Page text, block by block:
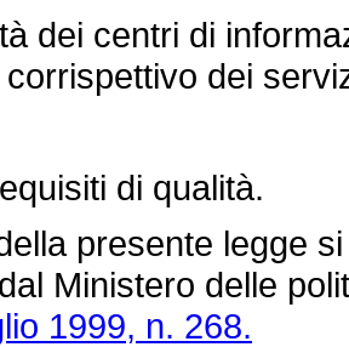
dei centri di
dei
di qualità.
presente legge si
Ministero delle
1999, n. 268.